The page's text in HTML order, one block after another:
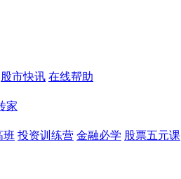
股市快讯 在线帮助
家
班 投资训练营 金融必学 股票五元课